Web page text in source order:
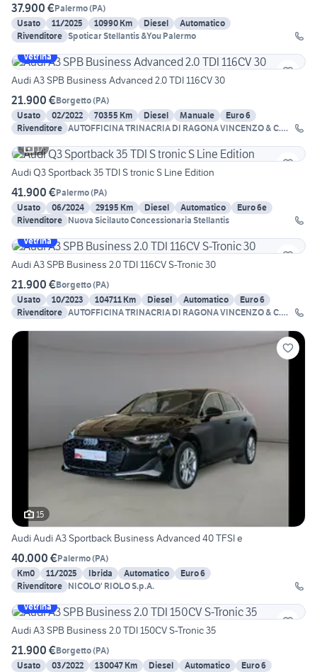
37.900 €Palermo(PA)
Usato
11/2025 10990 Km Diesel
Automatico
Rivenditore Spoticar Stellantis &You Palermo
Vetrina
Audi A3 SPB Business Advanced 2.0 TDI 116CV 30
21.900 €Borgetto(PA)
Usato
02/2022 70355 Km Diesel Manuale
Euro 6
Rivenditore AUTOFFICINA TRINACRIA DI RAGONA VINCENZO & C.
17
Audi Q3 Sportback 35 TDI S tronic S Line Edition
41.900 €Palermo(PA)
Usato
06/2024 29195 Km Diesel Automatico
Euro 6e
Rivenditore Nuova Sicilauto Concessionaria Stellantis
Vetrina
Audi A3 SPB Business 2.0 TDI 116CV S-Tronic 30
21.900 €Borgetto(PA)
Usato
10/2023 104711 Km Diesel Automatico
Euro 6
Rivenditore AUTOFFICINA TRINACRIA DI RAGONA VINCENZO & C.
15
Audi Audi A3 Sportback Business Advanced 40 TFSI e
40.000 €Palermo(PA)
Km0
11/2025 Ibrida Automatico
Euro 6
Rivenditore NICOLO' RIOLO S.p.A.
Vetrina
Audi A3 SPB Business 2.0 TDI 150CV S-Tronic 35
21.900 €Borgetto(PA)
Usato
03/2022 130047 Km Diesel Automatico
Euro 6